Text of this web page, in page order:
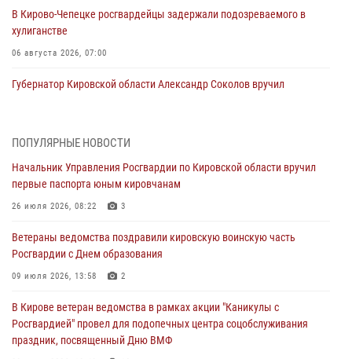
В Кирово-Чепецке росгвардейцы задержали подозреваемого в
хулиганстве
06 августа 2026, 07:00
Губернатор Кировской области Александр Соколов вручил
поддельной купюры
04 августа 2026, 09:30
03 августа 2026, 09:01
В Кирове росгвардейцы и ветераны ведомства приняли участие в
03 августа 2026, 08:45
В Кирове росгвардейцы задержали подозреваемого в краже из
ПОПУЛЯРНЫЕ НОВОСТИ
Начальник Управления Росгвардии по Кировской области вручил
первые паспорта юным кировчанам
26 июля 2026, 08:22 3
Ветераны ведомства поздравили кировскую воинскую часть
Росгвардии с Днем образования
09 июля 2026, 13:58 2
В Кирове ветеран ведомства в рамках акции "Каникулы с
Росгвардией" провел для подопечных центра соцобслуживания
праздник, посвященный Дню ВМФ